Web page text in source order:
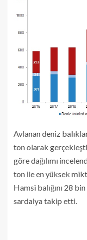
Avlanan deniz
ton olarak
göre dağılımı
ton ile en yüksek
Hamsi balığını 28
sardalya takip etti.